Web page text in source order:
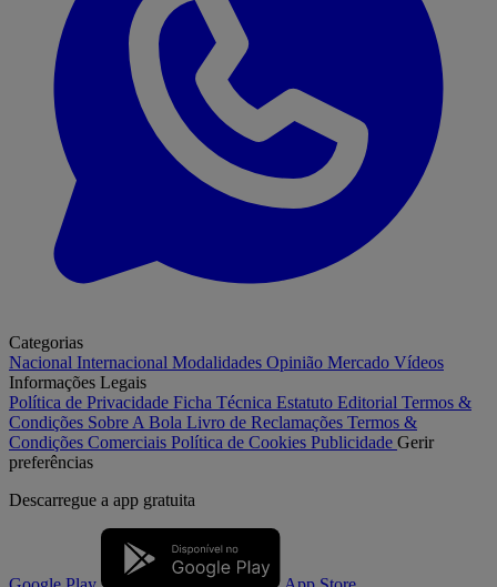
Categorias
Nacional Internacional Modalidades Opinião Mercado Vídeos
Informações Legais
Política de Privacidade Ficha Técnica Estatuto Editorial Termos &
Condições Sobre A Bola Livro de Reclamações Termos &
Condições Comerciais Política de Cookies Publicidade Gerir
preferências
Descarregue a app gratuita